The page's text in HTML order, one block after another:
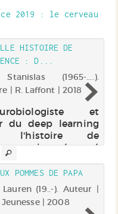
2019 : le cerveau
HISTOIRE DE
: D...
(1965-....).
| R. Laffont | 2018
et
du deep learning
l'histoire de
qui a émergé
des temps, s'est
au fil de
et s'est magnifiée
humaine. Ils
sur...
POMMES DE PAPA
(19..-). Auteur |
| 2008